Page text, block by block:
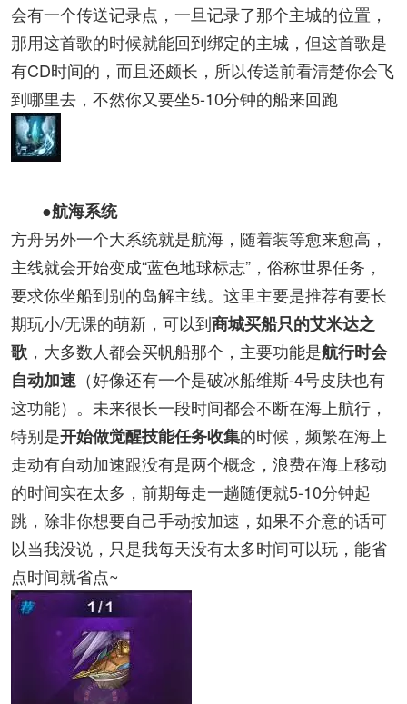
会有一个传送记录点，一旦记录了那个主城的位置，
那用这首歌的时候就能回到绑定的主城，但这首歌是
有CD时间的，而且还颇长，所以传送前看清楚你会飞
到哪里去，不然你又要坐5-10分钟的船来回跑
●航海系统
方舟另外一个大系统就是航海，随着装等愈来愈高，
主线就会开始变成“蓝色地球标志”，俗称世界任务，
要求你坐船到别的岛解主线。这里主要是推荐有要长
期玩小/无课的萌新，可以到商城买船只的艾米达之
歌 ，大多数人都会买帆船那个，主要功能是航行时会
自动加速 （好像还有一个是破冰船维斯-4号皮肤也有
这功能）。未来很长一段时间都会不断在海上航行，
特别是开始做觉醒技能任务收集的时候，频繁在海上
走动有自动加速跟没有是两个概念，浪费在海上移动
的时间实在太多，前期每走一趟随便就5-10分钟起
跳，除非你想要自己手动按加速，如果不介意的话可
以当我没说，只是我每天没有太多时间可以玩，能省
点时间就省点~